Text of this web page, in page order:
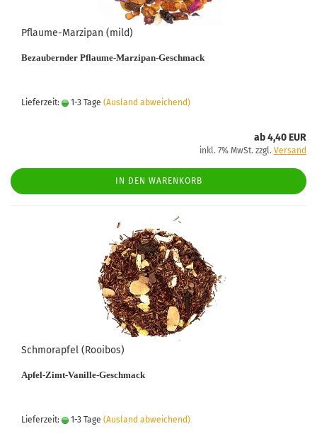
Pflaume-Marzipan (mild)
Bezaubernder Pflaume-Marzipan-Geschmack
Lieferzeit: 1-3 Tage (Ausland abweichend)
ab 4,40 EUR
inkl. 7% MwSt. zzgl. Versand
IN DEN WARENKORB
Schmorapfel (Rooibos)
Apfel-Zimt-Vanille-Geschmack
Lieferzeit: 1-3 Tage (Ausland abweichend)